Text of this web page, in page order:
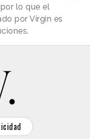
lo que el
por Virgin es